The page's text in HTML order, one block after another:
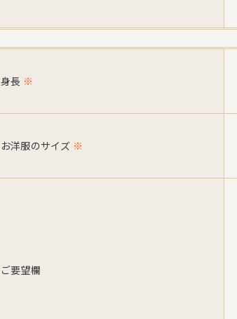
身長 ※
お洋服のサイズ ※
ご要望欄